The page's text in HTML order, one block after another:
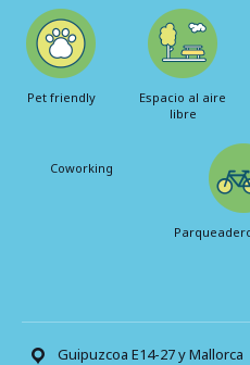
Pet friendly
Espacio al aire
libre
Coworking
Guipuzcoa E14-27 y Mallorca